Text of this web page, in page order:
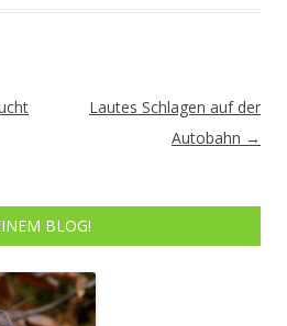
Lautes Schlagen auf der
Autobahn →
BLOG!